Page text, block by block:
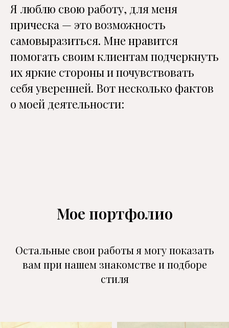
Я люблю свою работу, для меня
прическа — это возможность
самовыразиться. Мне нравится
помогать своим клиентам подчеркнуть
их яркие стороны и почувствовать
себя уверенней. Вот несколько фактов
о моей деятельности:
Мое портфолио
Остальные свои работы я могу показать
вам при нашем знакомстве и подборе
стиля